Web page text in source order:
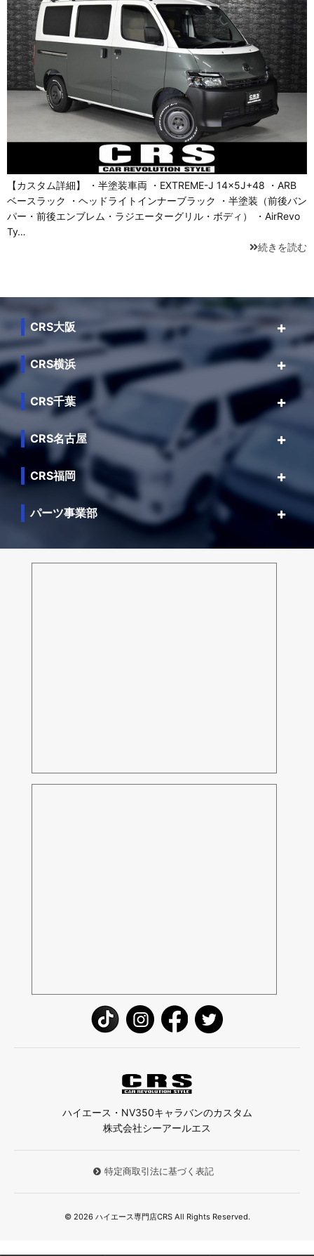
【カスタム詳細】 ・半塗装車両 ・EXTREME-J 14×5J+48 ・ARB
ベースラック ・ヘッドライトインナーブラック ・半塗装（前後バン
パー・前後エンブレム・ラジエーターグリル・ボディ） ・AirRevo
Ty…
続きを読む
CRS大阪
CRS横浜
CRS千葉
CRS名古屋
CRS福岡
パーツ事業部
ハイエース・NV350キャラバンのカスタム
株式会社シーアールエス
特定商取引法に基づく表記
© 2026 ハイエース専門店CRS All Rights Reserved.